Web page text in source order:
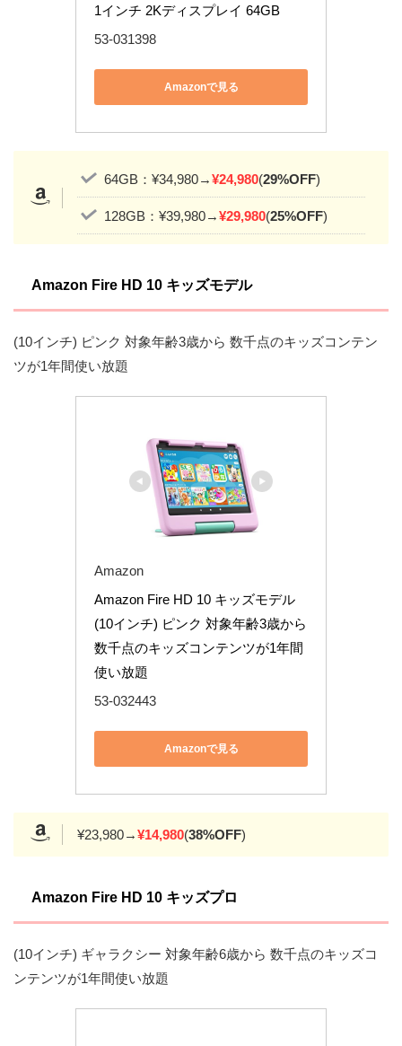
1インチ 2Kディスプレイ 64GB
53-031398
Amazonで見る
64GB：¥34,980→¥24,980(29%OFF)
128GB：¥39,980→¥29,980(25%OFF)
Amazon Fire HD 10 キッズモデル
(10インチ) ピンク 対象年齢3歳から 数千点のキッズコンテン
ツが1年間使い放題
Amazon
Amazon Fire HD 10 キッズモデル
(10インチ) ピンク 対象年齢3歳から
数千点のキッズコンテンツが1年間
使い放題
53-032443
Amazonで見る
¥23,980→¥14,980(38%OFF)
Amazon Fire HD 10 キッズプロ
(10インチ) ギャラクシー 対象年齢6歳から 数千点のキッズコ
ンテンツが1年間使い放題